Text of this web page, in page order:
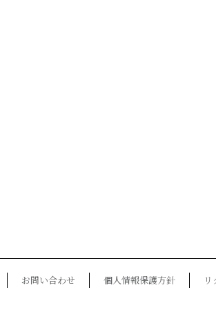
お問い合わせ 個人情報保護方針